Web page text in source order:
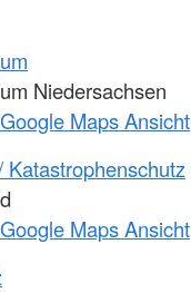
Niedersachsen
Maps Ansicht
Katastrophenschutz
Maps Ansicht